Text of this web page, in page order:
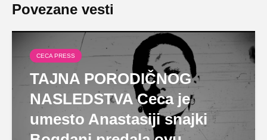
Povezane vesti
CECA PRESS
TAJNA PORODIČNOG
NASLEDSTVA Ceca je
umesto Anastasiji snajki